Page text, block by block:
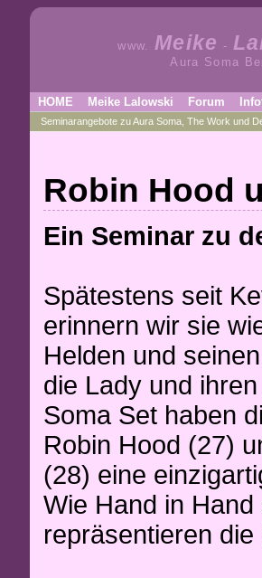
www. Meike -
Aura Soma
HOME Meike Lalowski Forum
Seminarangebote zu Aura Soma, The Work und
Robin Hood
Ein Seminar zu
Spätestens seit
erinnern wir sie
Helden und
die Lady und
Soma Set haben
Robin Hood (27)
(28) eine
Wie Hand in
repräsentieren